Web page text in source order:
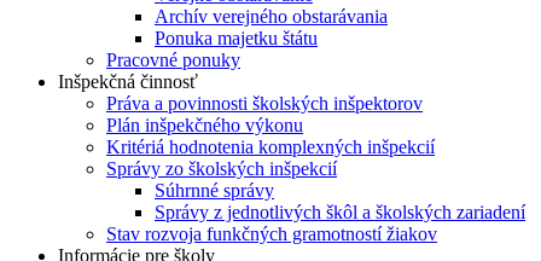
Archív verejného obstarávania
Ponuka majetku štátu
Pracovné ponuky
Inšpekčná činnosť
Práva a povinnosti školských inšpektorov
Plán inšpekčného výkonu
Kritériá hodnotenia komplexných inšpekcií
Správy zo školských inšpekcií
Súhrnné správy
Správy z jednotlivých škôl a školských zariadení
Stav rozvoja funkčných gramotností žiakov
Informácie pre školy